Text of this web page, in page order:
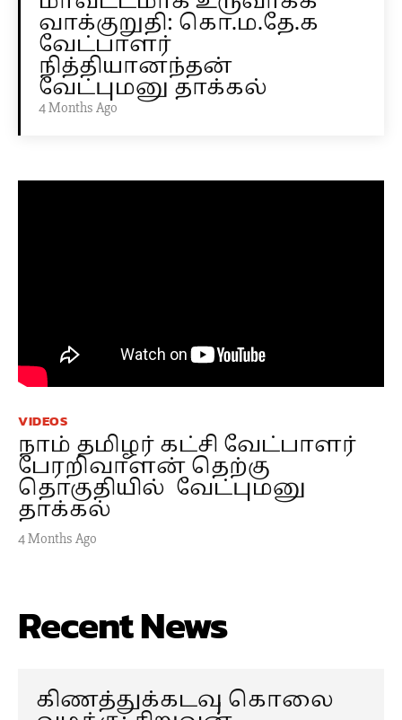
வாக்குறுதி: கொ.ம.தே.க
வேட்பாளர்
நித்தியானந்தன்
வேட்புமனு தாக்கல்
4 Months Ago
VIDEOS
நாம் தமிழர் கட்சி வேட்பாளர்
பேரறிவாளன் தெற்கு
தொகுதியில் வேட்புமனு
தாக்கல்
4 Months Ago
Recent News
கிணத்துக்கடவு கொலை